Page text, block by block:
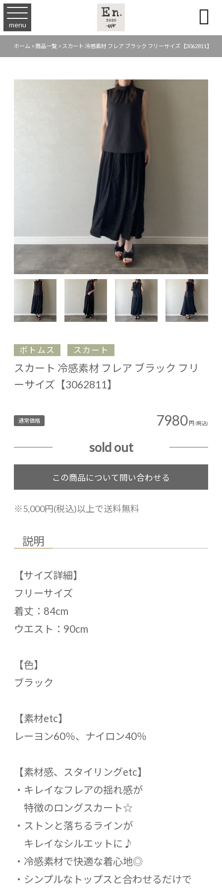
menu 
ホーム > 商品一覧 > スカート 冷感素材 フレア ブラック フリーサイズ【3062811】
ボトムス スカート
スカート 冷感素材 フレア ブラック フリ
ーサイズ【3062811】
通常価格 7980円 (税込)
sold out
※5,000円(税込)以上で送料無料
説明
【サイズ詳細】
フリーサイズ
着丈：84cm
ウエスト：90cm
【色】
ブラック
【素材etc】
レーヨン60％、ナイロン40％
【素材感、スタイリングetc】
・キレイなフレアの揺れ感が
特徴のロングスカート☆
・ストンと落ちるラインが
キレイなシルエットに♪
・冷感素材で快適な着心地◎
・シンプルなトップスと合わせるだけで